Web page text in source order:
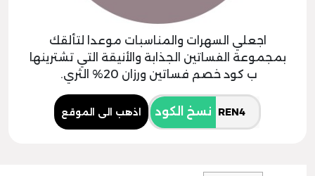
اجعلي السهرات والمناسبات موعدا لتألقك
بمجموعة الفساتين الجذابة والأنيقة التي تشترينها
ب كود خصم فساتين ورزان 20% الثري.
نسخ الكود اذهب الى الموقع